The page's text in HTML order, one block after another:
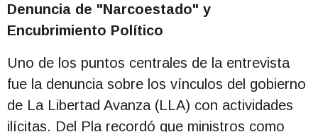
Denuncia de "Narcoestado" y
Encubrimiento Político
Uno de los puntos centrales de la entrevista
fue la denuncia sobre los vínculos del gobierno
de La Libertad Avanza (LLA) con actividades
ilícitas. Del Pla recordó que ministros como